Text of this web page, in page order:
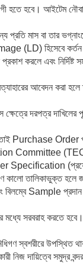
আইটেম
প্রতি মাস বা তার
(LD) হিসেবে কর্তন
করলে এবং নির্দিষ্ট
আবেদন করা
দাখিলের
Order
Committee (TEC)
(প্রযোজ্য
হলে
Sample প্রদান
সরবরাহ করতে হবে।
স্বশরীরে উপস্থিত
দায়িত্বে সমুদ্র